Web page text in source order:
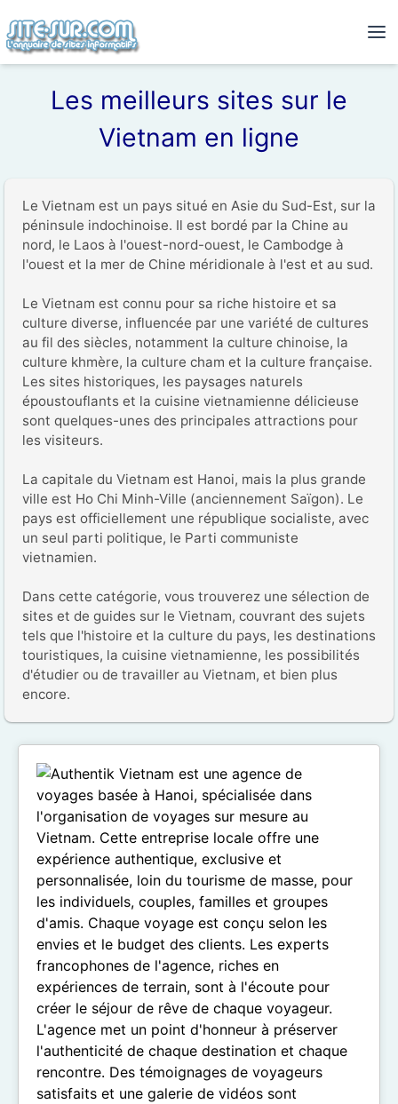
Les meilleurs sites sur le
Vietnam en ligne
Le Vietnam est un pays situé en Asie du Sud-Est, sur la
péninsule indochinoise. Il est bordé par la Chine au
nord, le Laos à l'ouest-nord-ouest, le Cambodge à
l'ouest et la mer de Chine méridionale à l'est et au sud.
Le Vietnam est connu pour sa riche histoire et sa
culture diverse, influencée par une variété de cultures
au fil des siècles, notamment la culture chinoise, la
culture khmère, la culture cham et la culture française.
Les sites historiques, les paysages naturels
époustouflants et la cuisine vietnamienne délicieuse
sont quelques-unes des principales attractions pour
les visiteurs.
La capitale du Vietnam est Hanoi, mais la plus grande
ville est Ho Chi Minh-Ville (anciennement Saïgon). Le
pays est officiellement une république socialiste, avec
un seul parti politique, le Parti communiste
vietnamien.
Dans cette catégorie, vous trouverez une sélection de
sites et de guides sur le Vietnam, couvrant des sujets
tels que l'histoire et la culture du pays, les destinations
touristiques, la cuisine vietnamienne, les possibilités
d'étudier ou de travailler au Vietnam, et bien plus
encore.